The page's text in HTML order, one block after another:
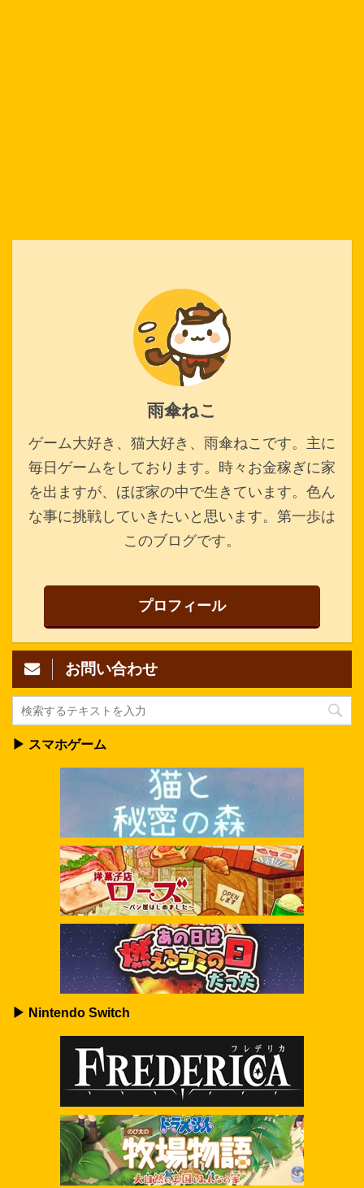
雨傘ねこ
ゲーム大好き、猫大好き、雨傘ねこです。主に
毎日ゲームをしております。時々お金稼ぎに家
を出ますが、ほぼ家の中で生きています。色ん
な事に挑戦していきたいと思います。第一歩は
このブログです。
プロフィール
お問い合わせ
▶ スマホゲーム
▶ Nintendo Switch